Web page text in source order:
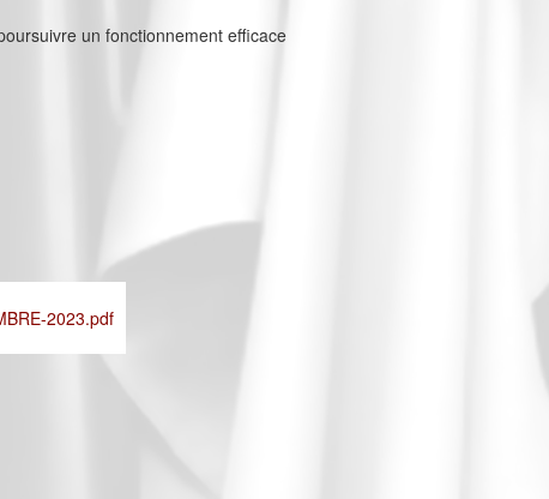
un fonctionnement efficace
2023.pdf